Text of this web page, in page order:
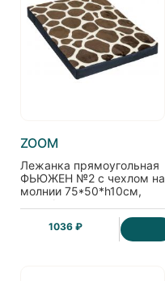
ZOOM
Лежанка прямоугольная
ФЬЮЖЕН №2 с чехлом на
молнии 75*50*h10см,
жираф
1036 ₽